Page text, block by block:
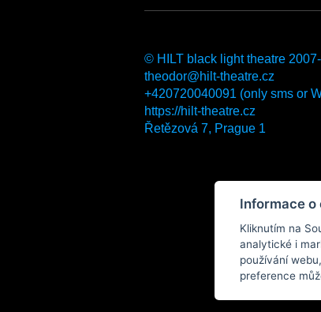
© HILT black light theatre
theodor@hilt-theatre.cz
+420720040091 (only sms or
https://hilt-theatre.cz
Řetězová 7, Prague 1
Informace o
Kliknutím na
analytické i
používání
preference